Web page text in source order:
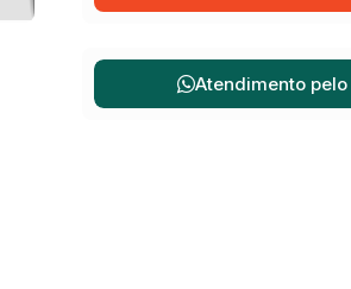
Atendimento pelo